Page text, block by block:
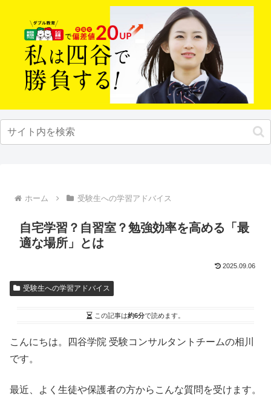
ホーム 受験生への学習アドバイス
自宅学習？自習室？勉強効率を高める「最
適な場所」とは
2025.09.06
受験生への学習アドバイス
この記事は約6分で読めます。
こんにちは。四谷学院 受験コンサルタントチームの相川
です。
最近、よく生徒や保護者の方からこんな質問を受けます。